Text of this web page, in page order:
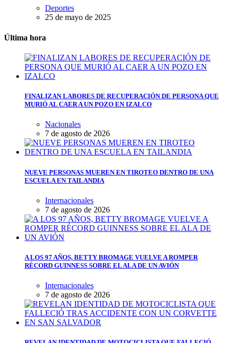
Deportes
25 de mayo de 2025
Última hora
FINALIZAN LABORES DE RECUPERACIÓN DE PERSONA QUE
MURIÓ AL CAER A UN POZO EN IZALCO
Nacionales
7 de agosto de 2026
NUEVE PERSONAS MUEREN EN TIROTEO DENTRO DE UNA
ESCUELA EN TAILANDIA
Internacionales
7 de agosto de 2026
A LOS 97 AÑOS, BETTY BROMAGE VUELVE A ROMPER
RÉCORD GUINNESS SOBRE EL ALA DE UN AVIÓN
Internacionales
7 de agosto de 2026